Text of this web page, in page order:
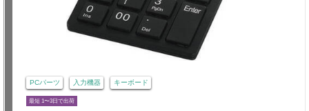
PCパーツ 入力機器 キーボード
最短 1〜3日で出荷